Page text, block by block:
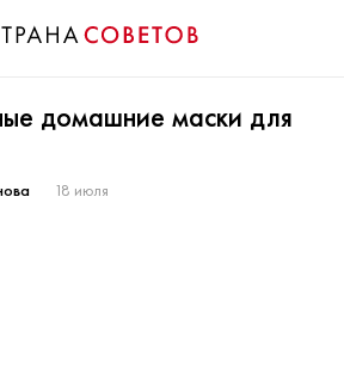
домашние маски для
18 июля